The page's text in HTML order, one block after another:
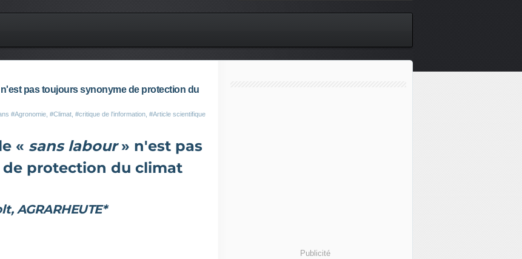
pas toujours synonyme de protection du
#Agronomie #Climat #critique de l'information #Article scientifique
« sans labour» n'est pas
protection du climat
AGRARHEUTE*
Publicité